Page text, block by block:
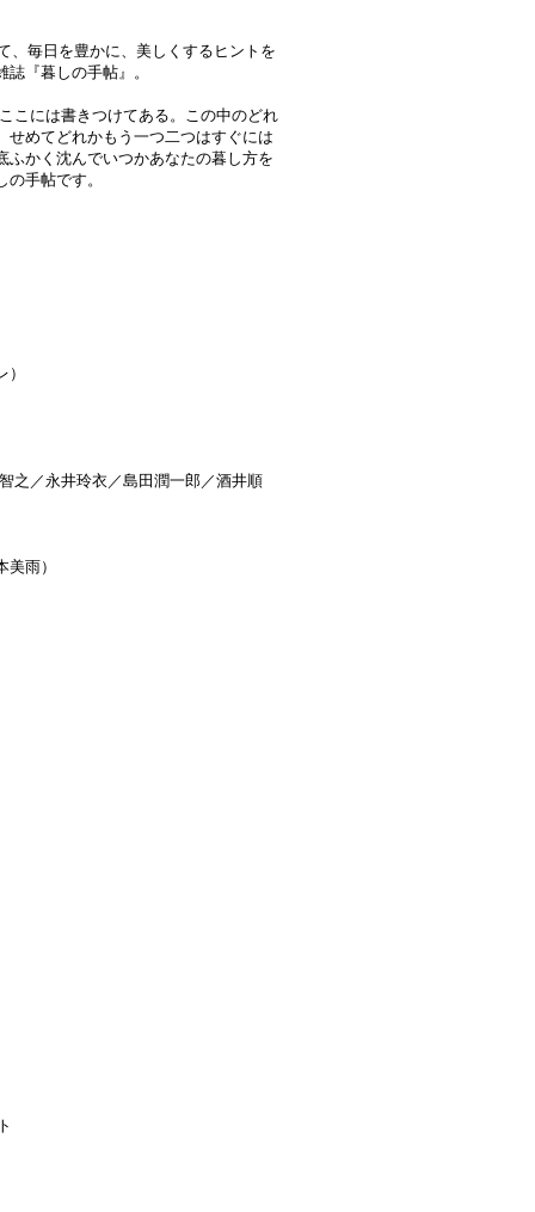
、毎日を豊かに、美しくするヒントを
『暮しの手帖』。
こには書きつけてある。この中のどれ
めてどれかもう一つ二つはすぐには
かく沈んでいつかあなたの暮し方を
手帖です。
之／永井玲衣／島田潤一郎／酒井順
雨）